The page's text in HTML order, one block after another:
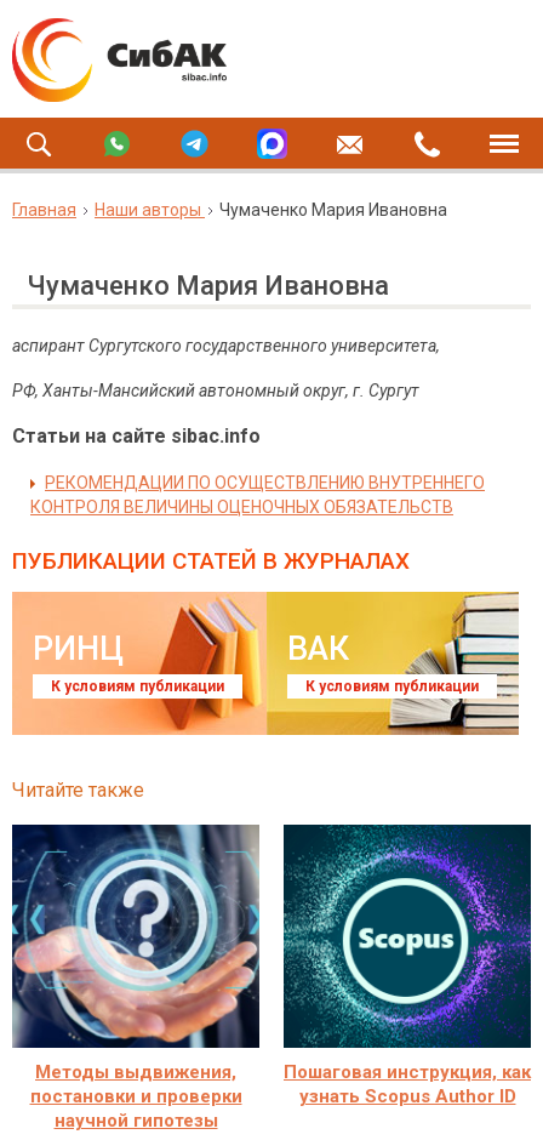
Главная Наши авторы Чумаченко Мария Ивановна
Чумаченко Мария Ивановна
аспирант Сургутского государственного университета,
РФ, Ханты-Мансийский автономный округ, г. Сургут
Статьи на сайте sibac.info
РЕКОМЕНДАЦИИ ПО ОСУЩЕСТВЛЕНИЮ ВНУТРЕННЕГО
КОНТРОЛЯ ВЕЛИЧИНЫ ОЦЕНОЧНЫХ ОБЯЗАТЕЛЬСТВ
ПУБЛИКАЦИИ СТАТЕЙ В ЖУРНАЛАХ
РИНЦ
К условиям публикации
ВАК
К условиям публикации
Читайте также
Методы выдвижения,
постановки и проверки
научной гипотезы
Пошаговая инструкция, как
узнать Scopus Author ID